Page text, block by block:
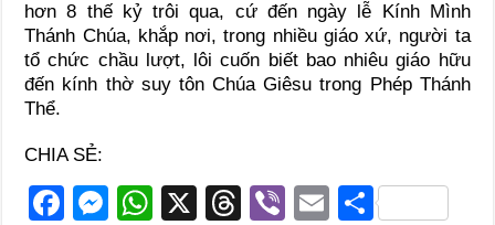
hơn 8 thế kỷ trôi qua, cứ đến ngày lễ Kính Mình
Thánh Chúa, khắp nơi, trong nhiều giáo xứ, người ta
tổ chức chầu lượt, lôi cuốn biết bao nhiêu giáo hữu
đến kính thờ suy tôn Chúa Giêsu trong Phép Thánh
Thể.
CHIA SẺ:
F
M
W
X
T
Vi
E S